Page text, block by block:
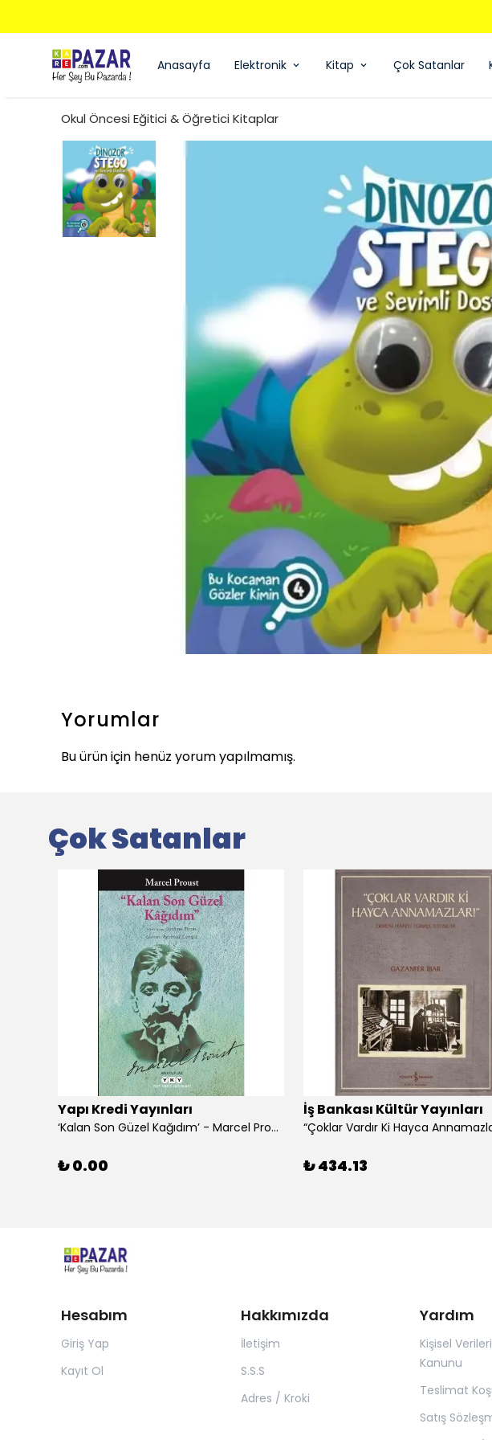
Anasayfa Elektronik Kitap Çok Satanlar
Okul Öncesi Eğitici & Öğretici Kitaplar
Yorumlar
Bu ürün için henüz yorum yapılmamış.
Çok Satanlar
Yapı Kredi Yayınları
‘Kalan Son Güzel Kağıdım’ - Marcel Proust
₺ 0.00
İş Bankası Kültür Yayınları
₺ 434.13
Hesabım
Giriş Yap
Kayıt Ol
Hakkımızda
İletişim
S.S.S
Adres / Kroki
Yardım
Kişisel
Kanunu
Teslimat
Satış